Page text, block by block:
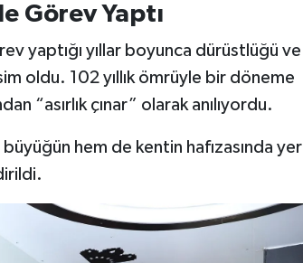
Görev Yaptı
yaptığı yıllar boyunca dürüstlüğü ve
oldu. 102 yıllık ömrüyle bir döneme
“asırlık çınar” olarak anılıyordu.
büyüğün hem de kentin hafızasında yer